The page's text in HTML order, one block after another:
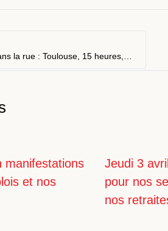
manifestations
et nos
Jeudi 3
pour nos
nos